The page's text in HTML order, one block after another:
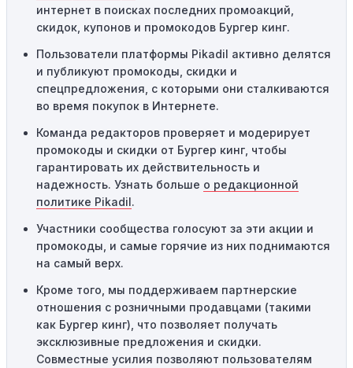
Географические ограничения:Действие некоторых
промокодов может быть ограничено определенными
местами или регионами. Если вы находитесь за
пределами указанного региона, то код не будет
применяться.
предназначены только для однократного
использования. Если код уже был использован кем-то
другим, он не будет действовать повторно.
Технические сбои:
привести к неработоспособности кодов промокодов. В
таких случаях следует обратиться за помощью в
службу поддержки.
интернет в поисках последних промоакций,
скидок, купонов и промокодов Бургер кинг.
Пользователи платформы Pikadil активно делятся
и публикуют промокоды, скидки и
спецпредложения, с которыми они сталкиваются
во время покупок в Интернете.
Команда редакторов проверяет и модерирует
промокоды и скидки от Бургер кинг, чтобы
гарантировать их действительность и
надежность. Узнать больше о редакционной
политике Pikadil.
Участники сообщества голосуют за эти акции и
промокоды, и самые горячие из них поднимаются
на самый верх.
Кроме того, мы поддерживаем партнерские
отношения с розничными продавцами (такими
как Бургер кинг), что позволяет получать
эксклюзивные предложения и скидки.
Совместные усилия позволяют пользователям